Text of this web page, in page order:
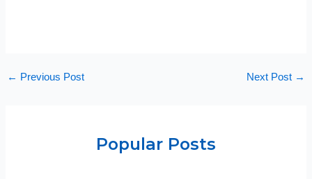
← Previous Post Next Post →
Popular Posts